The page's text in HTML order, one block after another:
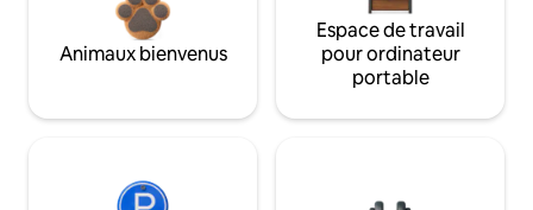
Animaux bienvenus
Espace de travail
pour ordinateur
portable